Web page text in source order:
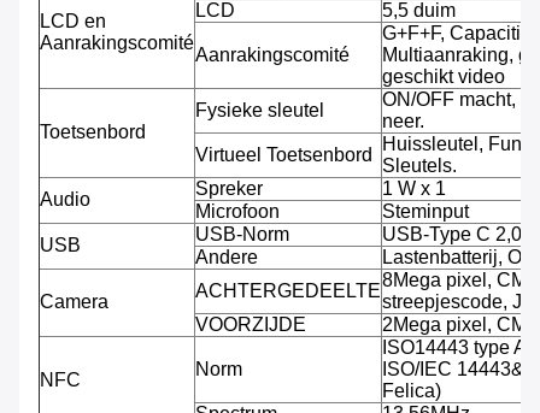
LCD en
Aanrakingscomité
LCD
5,5 duim
Aanrakingscomité
G+F+F,
Multiaanraking,
geschikt video
Toetsenbord
Fysieke sleutel
ON/OFF macht,
neer.
Virtueel Toetsenbord
Huissleutel,
Sleutels.
Audio
Spreker
1 W x 1
Microfoon
Steminput
USB
USB-Norm
USB-Type C 2,0
Andere
Lastenbatterij,
Camera
ACHTERGEDEELTE
8Mega pixel,
streepjescode,
VOORZIJDE
2Mega pixel,
NFC
Norm
ISO14443 type
ISO/IEC
Felica)